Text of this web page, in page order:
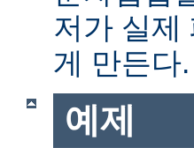
저가 실제
게 만든다.
예제